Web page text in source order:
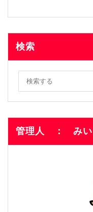
検索
管理人 ： みい